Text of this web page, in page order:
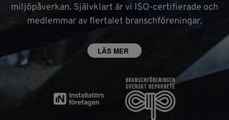
miljöpåverkan. Självklart är vi ISO-certifierade och
medlemmar av flertalet branschföreningar.
LÄS MER